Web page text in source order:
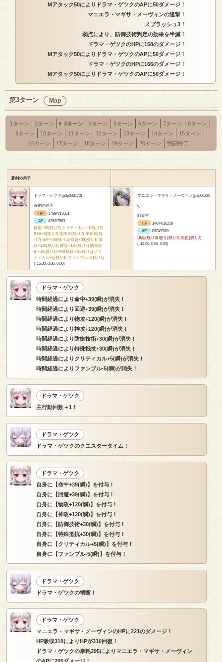
Mアタック50によりドラマ・ゲツクのAPに50ダメージ！
マニエラ・マギサ・メーヴィンの追撃！
スプラッシュ3！
弱点により、防御技術判定の効果を半減！
ドラマ・ゲツクのHPに158のダメージ！
Mアタック50によりドラマ・ゲツクのAPに50ダメージ！
ドラマ・ゲツクのHPに166のダメージ！
Mアタック50によりドラマ・ゲツクのAPに50ダメージ！
第3ターン Map
1ターン 2ターン 3ターン 4ターン 5ターン 6ターン 7ターン
8ターン
9ターン
10ターン 11ターン 12ターン 13ターン 14ターン
15ターン
16ターン
17ターン 18ターン 19ターン 20ターン 戦闘終了
蒼剣の弟子
ドラマ・ゲツク(p3p000172)
蒼剣の弟子
HP
14984/15661
AP
4763/7583
反応+30(残り7) クリティカル+1(残り7)
EXA+5(残り7) 能率20(残り7) 摩耗40(残
り7) 命中+39(残り1) 回避+39(残り1) 物
攻+120(残り1) 神攻+120(残り1) 防御技
術+30(残り1) 特殊抵抗+30(残り1) クリ
ティカル+5(残り1) ファンブル-5(残り1)
(-15.00, 0.00, 0.00)
マニエラ・マギサ・メーヴィン(p3p00290
6)
戦支柱
HP
14644/16258
AP
2974/7529
凍結(残り3) 怒り(残り3) 失血(残り3)
(-14.00, 0.00, 0.00)
ドラマ・ゲツク
時間経過により命中+39(瞬)が消失！
時間経過により回避+39(瞬)が消失！
時間経過により物攻+120(瞬)が消失！
時間経過により神攻+120(瞬)が消失！
時間経過により防御技術+30(瞬)が消失！
時間経過により特殊抵抗+30(瞬)が消失！
時間経過によりクリティカル+5(瞬)が消失！
時間経過によりファンブル-5(瞬)が消失！
ドラマ・ゲツク
主行動回数＋1！
ドラマ・ゲツク
ドラマ・ゲツクのクエスタータイム！
ドラマ・ゲツク
自身に【命中+39(瞬)】を付与！
自身に【回避+39(瞬)】を付与！
自身に【物攻+120(瞬)】を付与！
自身に【神攻+120(瞬)】を付与！
自身に【防御技術+30(瞬)】を付与！
自身に【特殊抵抗+30(瞬)】を付与！
自身に【クリティカル+5(瞬)】を付与！
自身に【ファンブル-5(瞬)】を付与！
ドラマ・ゲツク
ドラマ・ゲツクの禍断！
ドラマ・ゲツク
マニエラ・マギサ・メーヴィンのHPに221のダメージ！
HP吸収310によりHPが310回復！
ドラマ・ゲツクの摩耗295によりマニエラ・マギサ・メーヴィン